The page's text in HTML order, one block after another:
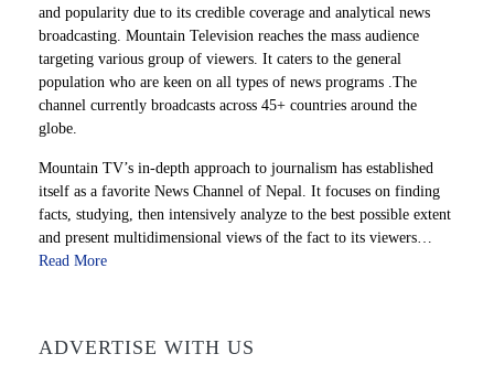
and popularity due to its credible coverage and analytical news
broadcasting. Mountain Television reaches the mass audience
targeting various group of viewers. It caters to the general
population who are keen on all types of news programs .The
channel currently broadcasts across 45+ countries around the
globe.
Mountain TV’s in-depth approach to journalism has established
itself as a favorite News Channel of Nepal. It focuses on finding
facts, studying, then intensively analyze to the best possible extent
and present multidimensional views of the fact to its viewers…
Read More
ADVERTISE WITH US